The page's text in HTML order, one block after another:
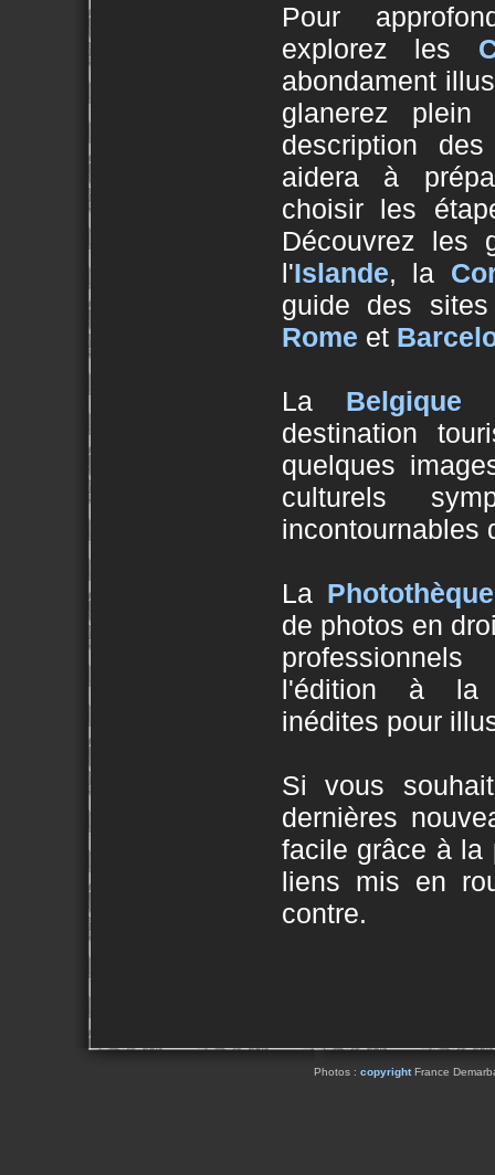
Pour
explorez les
abondament
glanerez plein
description
aidera à
choisir les
Découvrez les
l'Islande, la
guide des
Rome et
La Belgique
destination
quelques
culturels
incontournables
La Photothèque
de photos en
l'édition à la
inédites pour
Si vous
dernières
facile grâce à
liens mis en
contre.
Photos : copyrightFrance